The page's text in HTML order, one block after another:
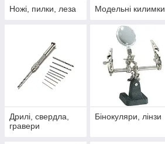
Ножі, пилки, леза Модельні килимки
Дрилі, свердла,
гравери
Бінокуляри, лінзи